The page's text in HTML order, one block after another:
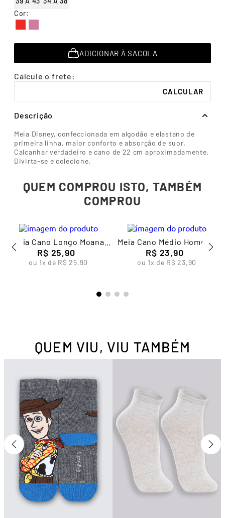
Cor:
ADICIONAR À SACOLA
Descrição
Meia Disney, confeccionada em algodão e elastano de
primeira linha, maior conforto e absorção de suor.
Calcanhar verdadeiro e cano de 22 cm aproximadamente.
Divirta-se e colecione.
QUEM COMPROU ISTO, TAMBÉM
COMPROU
Meia Cano Longo Moana
Infantil Feminina Lupo
R$ 25,90
ou 1x de R$ 25,90
Meia Cano Médio Homem-
Aranha Infantil Masculina
Lupo
R$ 23,90
ou 1x de R$ 23,90
QUEM VIU, VIU TAMBÉM
10º meia masculina